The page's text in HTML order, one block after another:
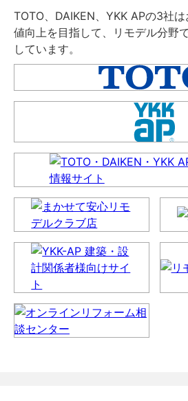
TOTO、DAIKEN、YKK APの3社
値向上を目指して、リモデル分野
しています。